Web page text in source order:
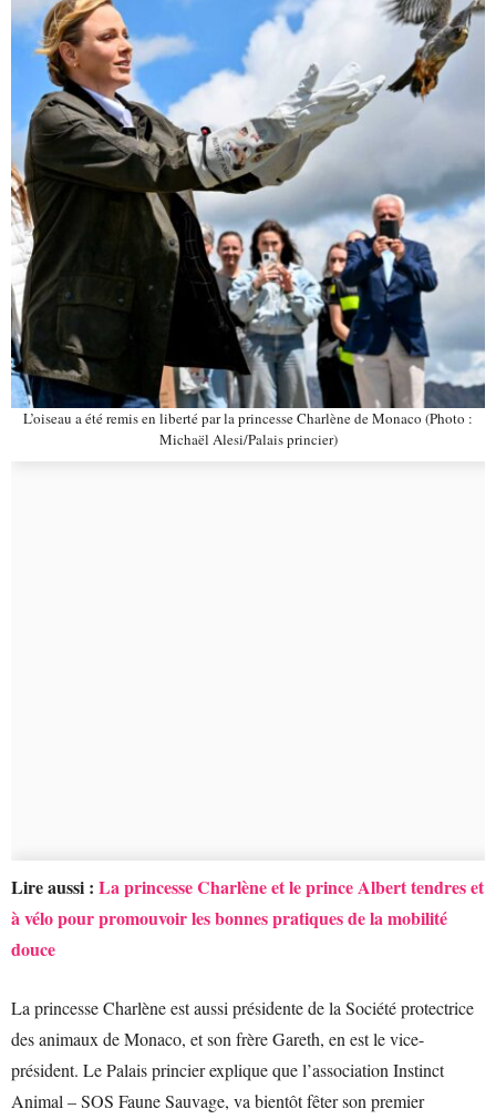
L’oiseau a été remis en liberté par la princesse Charlène de Monaco (Photo :
Michaël Alesi/Palais princier)
Lire aussi : La princesse Charlène et le prince Albert tendres et
à vélo pour promouvoir les bonnes pratiques de la mobilité
douce
La princesse Charlène est aussi présidente de la Société protectrice
des animaux de Monaco, et son frère Gareth, en est le vice-
président. Le Palais princier explique que l’association Instinct
Animal – SOS Faune Sauvage, va bientôt fêter son premier